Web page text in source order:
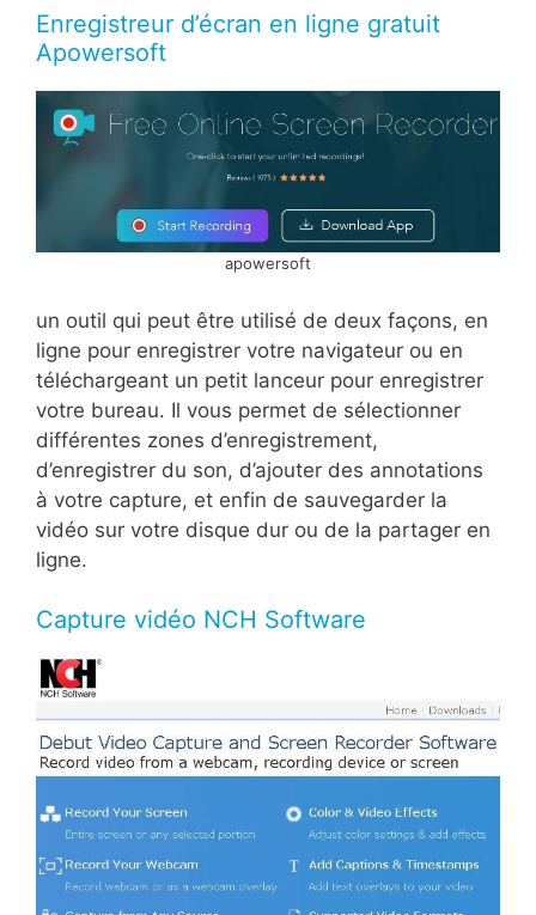
Enregistreur d’écran en ligne gratuit
Apowersoft
apowersoft
un outil qui peut être utilisé de deux façons, en
ligne pour enregistrer votre navigateur ou en
téléchargeant un petit lanceur pour enregistrer
votre bureau. Il vous permet de sélectionner
différentes zones d’enregistrement,
d’enregistrer du son, d’ajouter des annotations
à votre capture, et enfin de sauvegarder la
vidéo sur votre disque dur ou de la partager en
ligne.
Capture vidéo NCH Software